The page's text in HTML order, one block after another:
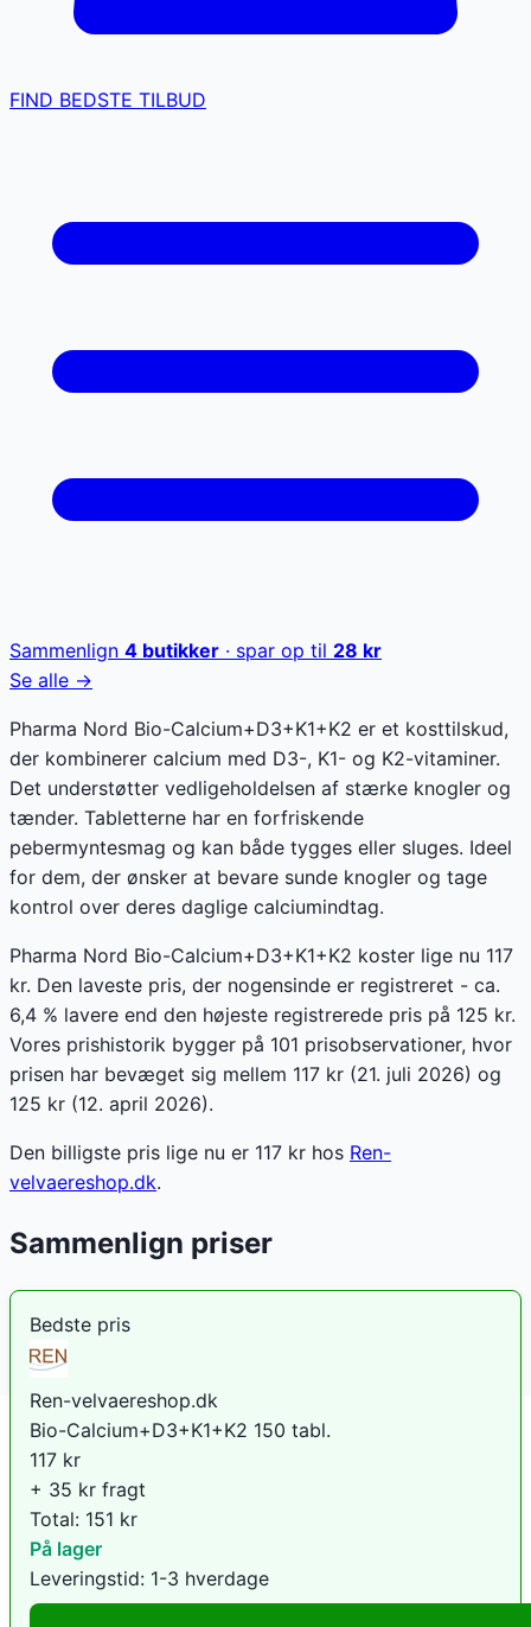
FIND BEDSTE TILBUD
Sammenlign 4 butikker · spar op til 28 kr
Se alle →
Pharma Nord Bio-Calcium+D3+K1+K2 er et kosttilskud,
der kombinerer calcium med D3-, K1- og K2-vitaminer.
Det understøtter vedligeholdelsen af stærke knogler og
tænder. Tabletterne har en forfriskende
pebermyntesmag og kan både tygges eller sluges. Ideel
for dem, der ønsker at bevare sunde knogler og tage
kontrol over deres daglige calciumindtag.
Pharma Nord Bio-Calcium+D3+K1+K2 koster lige nu 117
kr. Den laveste pris, der nogensinde er registreret - ca.
6,4 % lavere end den højeste registrerede pris på 125 kr.
Vores prishistorik bygger på 101 prisobservationer, hvor
prisen har bevæget sig mellem 117 kr (21. juli 2026) og
125 kr (12. april 2026).
Den billigste pris lige nu er 117 kr hos Ren-
velvaereshop.dk.
Sammenlign priser
Bedste pris
Ren-velvaereshop.dk
Bio-Calcium+D3+K1+K2 150 tabl.
117 kr
+ 35 kr fragt
Total: 151 kr
På lager
Leveringstid: 1-3 hverdage